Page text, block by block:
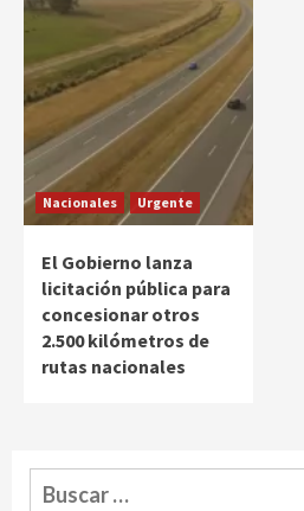
Nacionales Urgente
El Gobierno lanza
licitación pública para
concesionar otros
2.500 kilómetros de
rutas nacionales
Buscar: